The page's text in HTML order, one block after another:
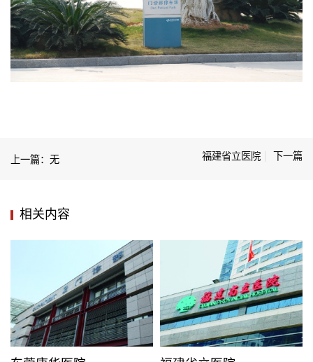
上一篇：无 福建省立医院 下一篇
相关内容